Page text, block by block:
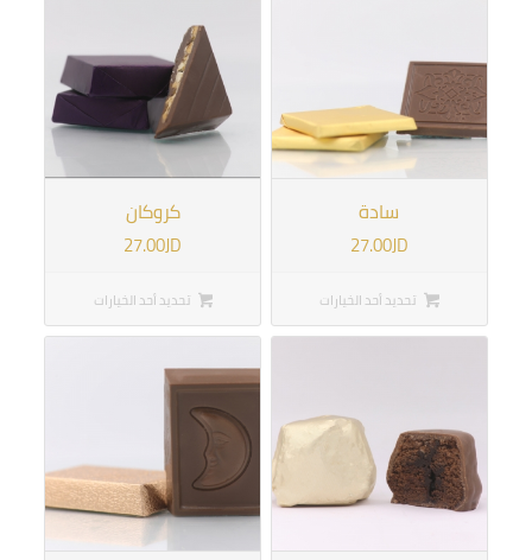
سادة
27.00JD
تحديد أحد الخيارات
كروكان
27.00JD
تحديد أحد الخيارات